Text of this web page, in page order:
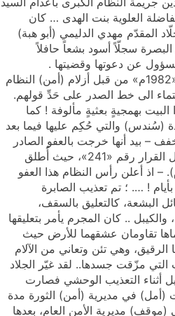
العلوية بنت الهدى … كان
المقدّم مهدي الدليمي (أبو هبة)
سجلّاً أسود بشعاً حافلاً
عن دعوتها وقضيتها .
تم اعتقالها وخطيبها عام «1982م» من قبل أزلام (أمن) النظام
الى‏ خط الصدر على‏ حَدِّ قولهم.
بهمجيةٍ بعثيةٍ مألوفة ! كما
(سُندس) والتي حُكِم عليها فيما بعد
– بيد أنها خرجت بالعفو الصادر
عام «1991م» والذي يحمل القرار رقم «241»، حيث أُطلق
(1991/7/21م). – اذ أعلن رأس النظام هذا العفو
! …. ؛ تم تعذيب الصابرة
كالتعليق بالسقف،
.. كان المجرم يأمر بتعليقها
تقاومان عشقهما للأرض حيث
وهي تئن وتعاني من الآلام
مزّقت جسدها.. لقد غيّر الجلاد
التعذيب الوحشي فصارت
في مديرية (أمن) الثورة مدة
مديرية الأمن العام، بعدها